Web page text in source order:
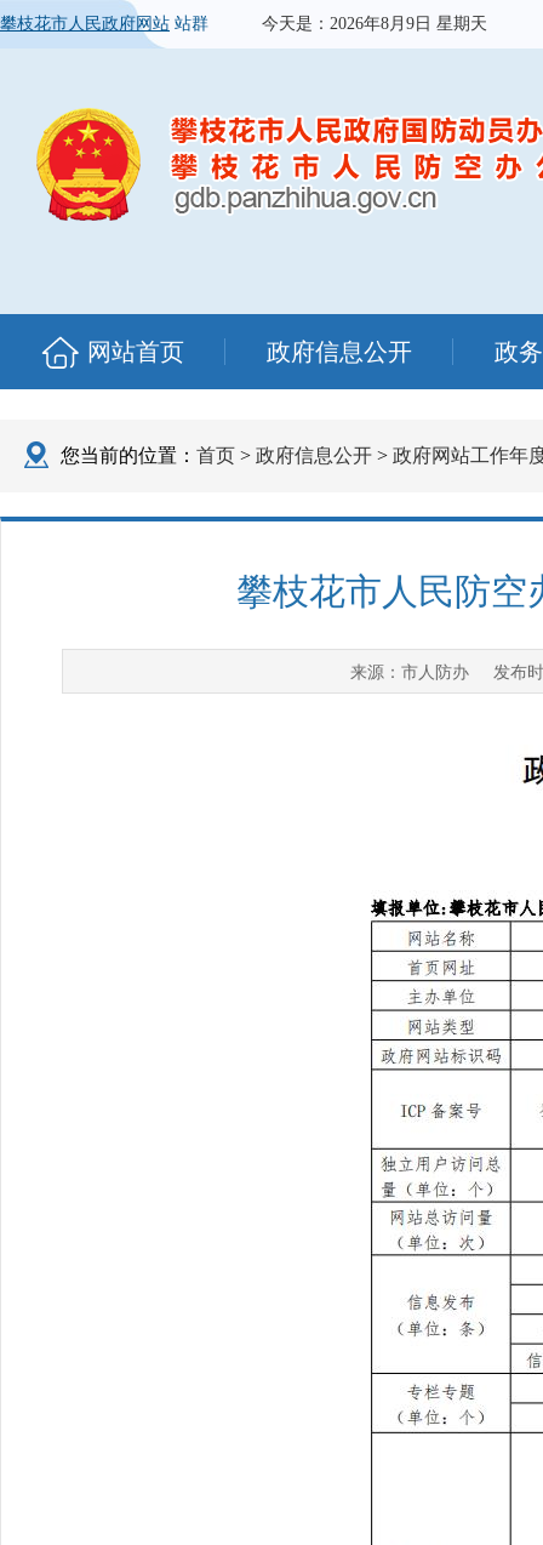
攀枝花市人民政府网站 站群 今天是： 2026年8月9日 星期天
网站首页 政府信息公开 政
您当前的位置： 首页 > 政府信息公开 > 政府网站工作年
攀枝花市人民防空
来源： 市人防办发布时